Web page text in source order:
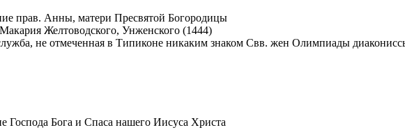
прав. Анны, матери Пресвятой Богородицы
Желтоводского, Унженского (1444)
Свв. жен Олимпиады
Господа Бога и Спаса нашего Иисуса Христа